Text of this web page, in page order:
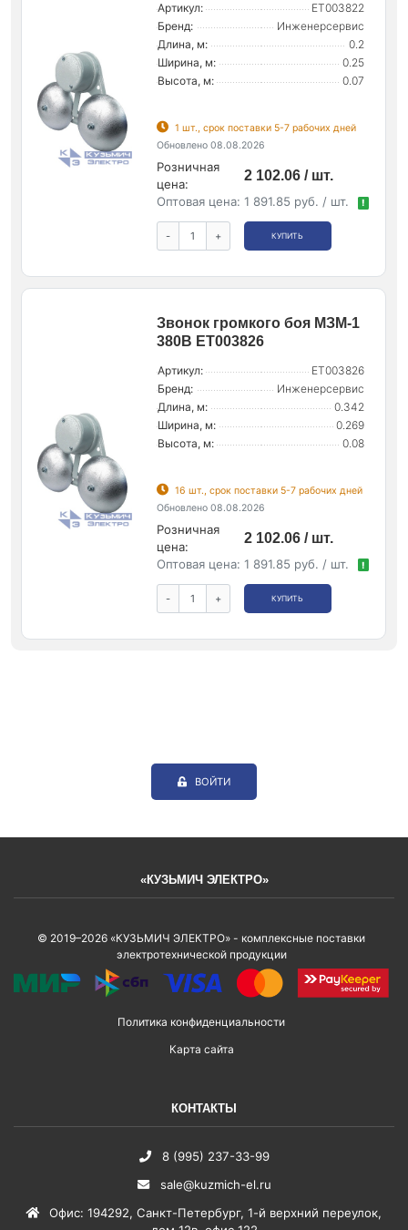
Артикул:
ET003822
Бренд:
Инженерсервис
Длина, м:
0.2
Ширина, м:
0.25
Высота, м:
0.07
1 шт., срок поставки 5-7 рабочих дней
Обновлено 08.08.2026
Розничная
цена:
2 102.06 / шт.
Оптовая цена: 1 891.85 руб. / шт. !
- + КУПИТЬ
Звонок громкого боя МЗМ-1
380В ET003826
Артикул:
ET003826
Бренд:
Инженерсервис
Длина, м:
0.342
Ширина, м:
0.269
Высота, м:
0.08
16 шт., срок поставки 5-7 рабочих дней
Обновлено 08.08.2026
Розничная
цена:
2 102.06 / шт.
Оптовая цена: 1 891.85 руб. / шт. !
- + КУПИТЬ
ВОЙТИ
«КУЗЬМИЧ ЭЛЕКТРО»
© 2019–2026 «КУЗЬМИЧ ЭЛЕКТРО» - комплексные поставки
электротехнической продукции
Политика конфиденциальности
Карта сайта
КОНТАКТЫ
8 (995) 237-33-99
sale@kuzmich-el.ru
Офис: 194292, Санкт-Петербург, 1-й верхний переулок,